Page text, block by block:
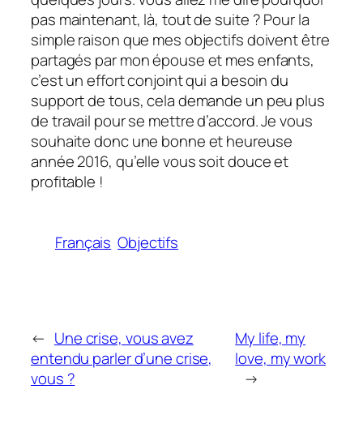
pas maintenant, là, tout de suite ? Pour la
simple raison que mes objectifs doivent être
partagés par mon épouse et mes enfants,
c’est un effort conjoint qui a besoin du
support de tous, cela demande un peu plus
de travail pour se mettre d’accord. Je vous
souhaite donc une bonne et heureuse
année 2016, qu’elle vous soit douce et
profitable !
Français Objectifs
← Une crise, vous avez
entendu parler d’une crise,
vous ?
My life, my
love, my work
→